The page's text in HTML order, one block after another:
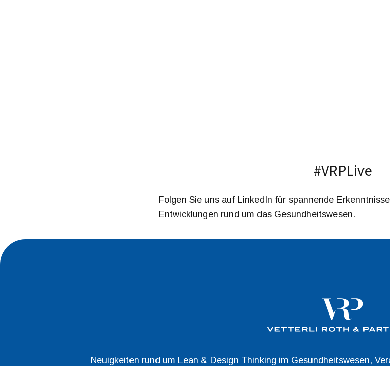
#VRPLive
Folgen Sie uns auf LinkedIn für spannende
Entwicklungen rund um das Gesundheitswesen.
Neuigkeiten rund um Lean & Design Thinking im Gesundheitswesen,